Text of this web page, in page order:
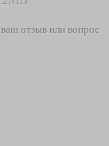
отзыв или вопрос